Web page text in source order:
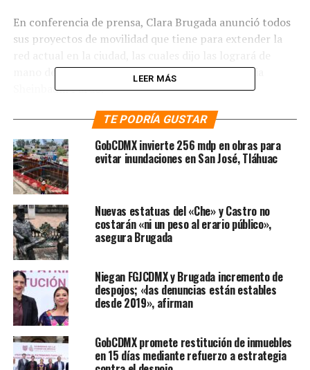
En conferencia de prensa, Clara Brugada anunció todos
sus proyectos de movilidad que tiene para extender la
mano de la próxima presidenta de México, Claudia
Sheinbaum Pardo.
Te puede interesar:Clara
Brugada propone construir 100
Entre sus propuestas están también construir cinco
nuevas líneas del Cablebús en zonas altas de las
diferentes alcaldías, como las inició Claudia Sheinbaum
cuando era jefa de Gobierno. La primera dijo que irá de
Tlalpan a Ciudad Universitaria; la segunda estará en
Magdalena Contreras; la tercera en Cuajimalpa; la
cuarta en Álvaro Obregón, y la quinta, irá de Milpa Alta
a Xochimilco.
Sobre el Metro, medio de transporte que considera la
LEER MÁS
TE PODRÍA GUSTAR
GobCDMX invierte 256 mdp en obras para
evitar inundaciones en San José, Tláhuac
Nuevas estatuas del «Che» y Castro no
costarán «ni un peso al erario público»,
asegura Brugada
Niegan FGJCDMX y Brugada incremento de
despojos; «las denuncias están estables
desde 2019», afirman
GobCDMX promete restitución de inmuebles
en 15 días mediante refuerzo a estrategia